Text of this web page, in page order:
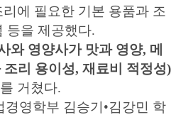
에 필요한 기본 용품과 조
등을 제공했다.
와 영양사가 맛과 영양, 메
조리 용이성,재료비 적정성)
거쳤다.
경영학부 김승기•김강민 학